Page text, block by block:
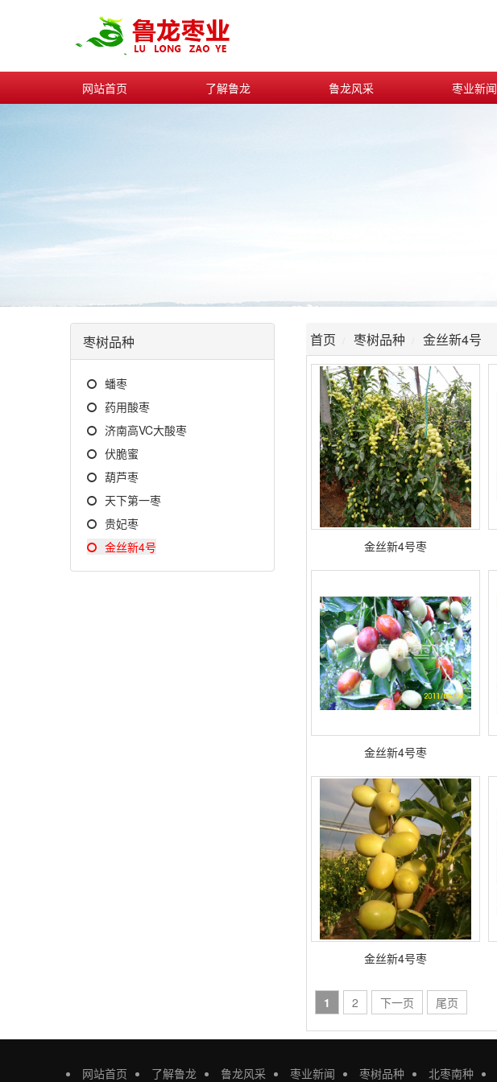
网站首页 了解鲁龙 鲁龙风采 枣业新闻
枣树品种
蟠枣
药用酸枣
济南高VC大酸枣
伏脆蜜
葫芦枣
天下第一枣
贵妃枣
金丝新4号
首页 枣树品种 金丝新4号
金丝新4号枣
金丝新4号枣
金丝新4号枣
1 2 下一页 尾页
网站首页 了解鲁龙 鲁龙风采 枣业新闻 枣树品种 北枣南种